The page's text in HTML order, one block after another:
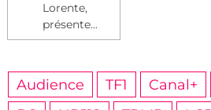
Lorente,
présente...
Audience TF1 Canal+